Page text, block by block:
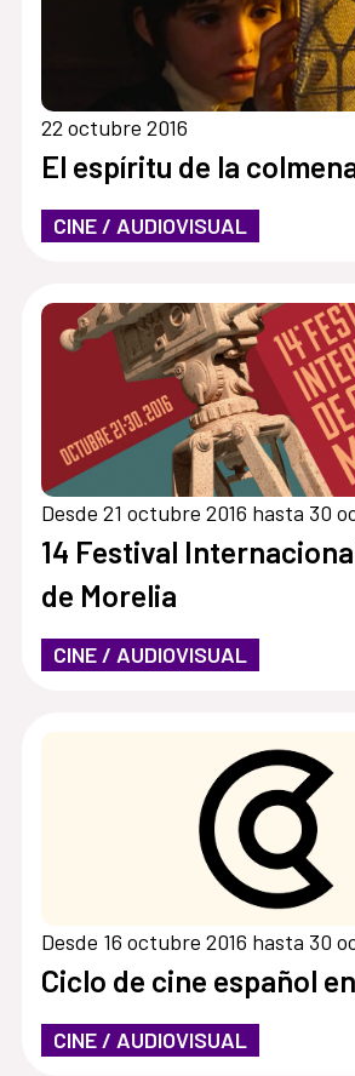
22 octubre 2016
El espíritu de la
CINE / AUDIOVISUAL
Desde 21 octubre 2016 hasta 30
14 Festival
de Morelia
CINE / AUDIOVISUAL
Desde 16 octubre 2016 hasta 30
Ciclo de cine español
CINE / AUDIOVISUAL